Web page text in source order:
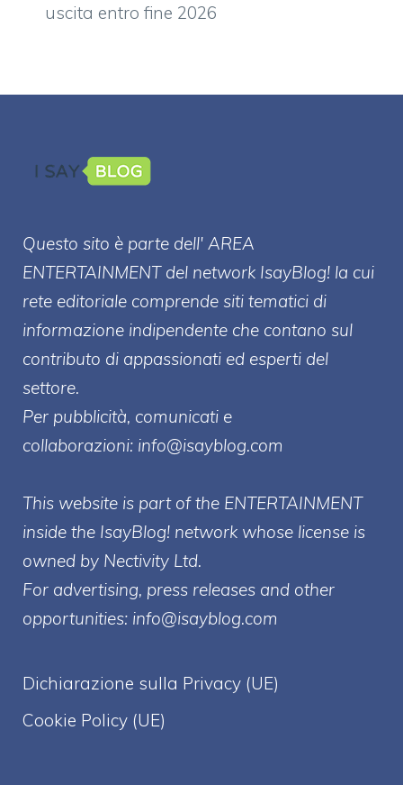
uscita entro fine 2026
Questo sito è parte dell' AREA
ENTERTAINMENT del network IsayBlog! la cui
rete editoriale comprende siti tematici di
informazione indipendente che contano sul
contributo di appassionati ed esperti del
settore.
Per pubblicità, comunicati e
collaborazioni: info@isayblog.com
This website is part of the ENTERTAINMENT
inside the IsayBlog! network whose license is
owned by Nectivity Ltd.
For advertising, press releases and other
opportunities: info@isayblog.com
Dichiarazione sulla Privacy (UE)
Cookie Policy (UE)